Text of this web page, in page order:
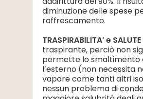
diminuzione delle spese
raffrescamento.
TRASPIRABILITA’ e SALUTE
traspirante, perciò non
permette lo smaltimento
l’esterno (non necessita
vapore come tanti altri
nessun problema di